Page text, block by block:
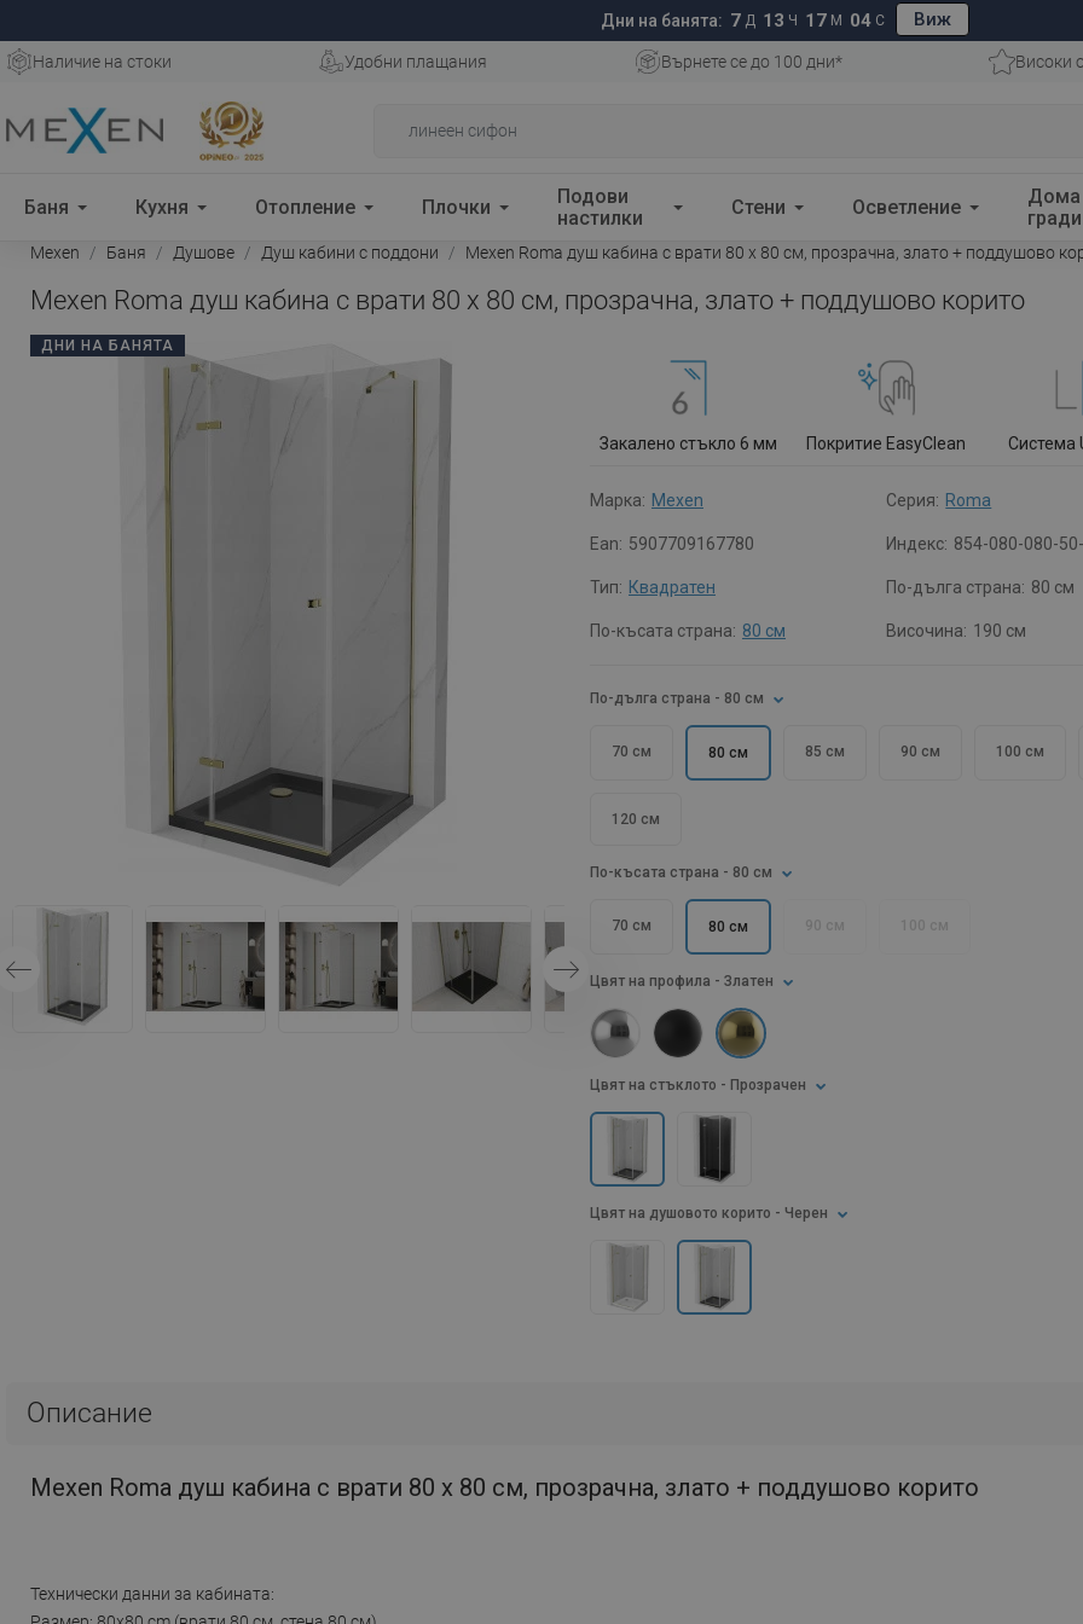
Дни на банята: 7 Д 13 Ч 17 М 03 С Виж
Наличие на стоки Удобни плащания Върнете се до 100 дни* Високи
Баня Кухня Отопление Плочки
Подови
настилки
Стени Осветление
Дома
Mexen Баня Душове Душ кабини с поддони Mexen Roma душ кабина с врати 80 x 80 см, прозрачна, злато + поддушово
Mexen Roma душ кабина с врати 80 x 80 см, прозрачна, злато + поддушово корито
ДНИ НА БАНЯТА
Закалено стъкло 6 мм Покритие EasyClean Система
Марка: Mexen Серия: Roma
Ean: 5907709167780 Индекс: 854-080-080-
Тип: Квадратен По-дълга страна: 80 см
По-късата страна: 80 см Височина: 190 см
По-дълга страна - 80 см
70 см 80 см 85 см 90 см 100 см
120 см
По-късата страна - 80 см
70 см 80 см 90 см 100 см
Цвят на стъклото - Прозрачен
Цвят на профила - Златен
Цвят на душовото корито - Черен
Описание
Mexen Roma душ кабина с врати 80 x 80 см, прозрачна, злато + поддушово корито
Технически данни за кабината: